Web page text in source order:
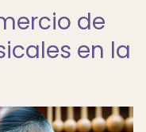
de
en la